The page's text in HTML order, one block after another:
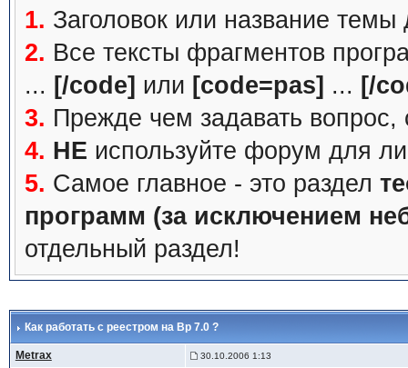
1. Заголовок или название
2. Все тексты фрагментов
... [/code] или [code=pas] ... [/
3. Прежде чем задавать вопрос,
4. НЕ используйте форум для
5. Самое главное - это раздел
программ (за исключением
отдельный раздел!
Как работать с реестром на Bp 7.0 ?
Metrax 30.10.2006 1:13